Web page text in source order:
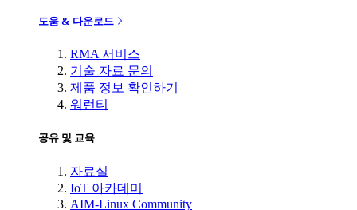
도움 & 다운로드
RMA 서비스
기술 자료 문의
제품 정보 확인하기
워런티
공유 및 교육
자료실
IoT 아카데미
AIM-Linux Community